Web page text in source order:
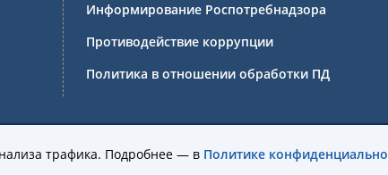
Информирование Роспотребнадзора
Противодействие коррупции
Политика в отношении обработки ПД
образовательное учреждение
трафика. Подробнее — в Политике